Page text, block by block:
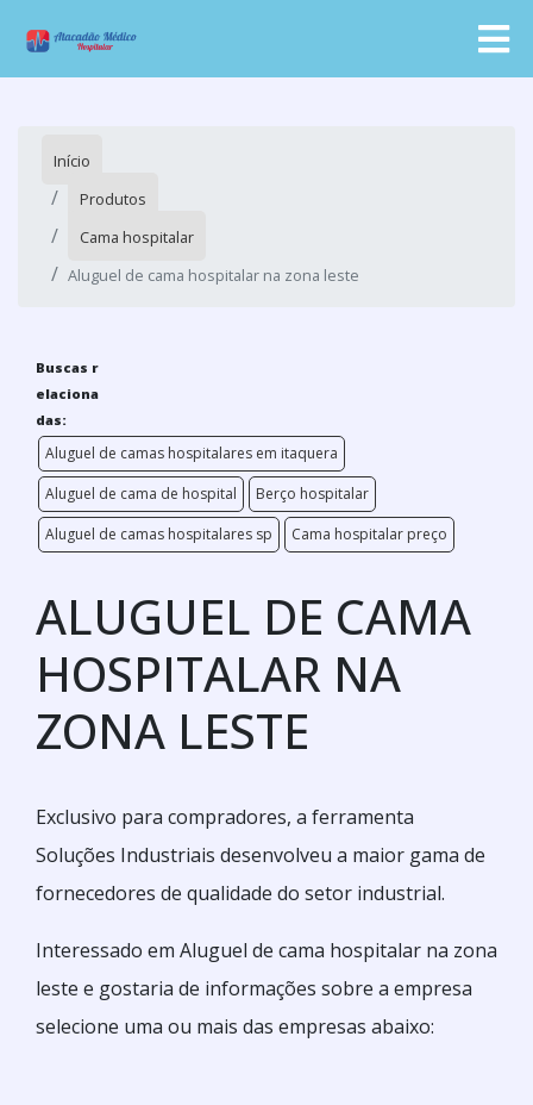
Início
Produtos
Cama hospitalar
Aluguel de cama hospitalar na zona leste
Buscas r
elaciona
das:
Aluguel de camas hospitalares em itaquera
Aluguel de cama de hospital
Berço hospitalar
Aluguel de camas hospitalares sp
Cama hospitalar preço
ALUGUEL DE CAMA
HOSPITALAR NA
ZONA LESTE
Exclusivo para compradores, a ferramenta
Soluções Industriais desenvolveu a maior gama de
fornecedores de qualidade do setor industrial.
Interessado em Aluguel de cama hospitalar na zona
leste e gostaria de informações sobre a empresa
selecione uma ou mais das empresas abaixo: